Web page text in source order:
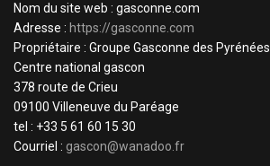
Nom du site web : gasconne.com
Adresse : https://gasconne.com
Propriétaire : Groupe Gasconne des Pyrénées
Centre national gascon
378 route de Crieu
09100 Villeneuve du Paréage
tel : +33 5 61 60 15 30
Courriel : gascon@wanadoo.fr